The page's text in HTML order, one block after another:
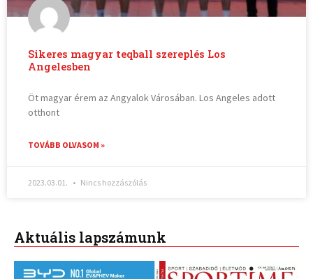
Sikeres magyar teqball szereplés Los
Angelesben
Öt magyar érem az Angyalok Városában. Los Angeles adott
otthont
TOVÁBB OLVASOM »
2023.03.01. Nincs hozzászólás
Aktuális lapszámunk